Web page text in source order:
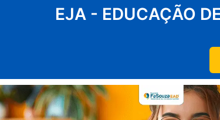
EJA - EDUCAÇÃO